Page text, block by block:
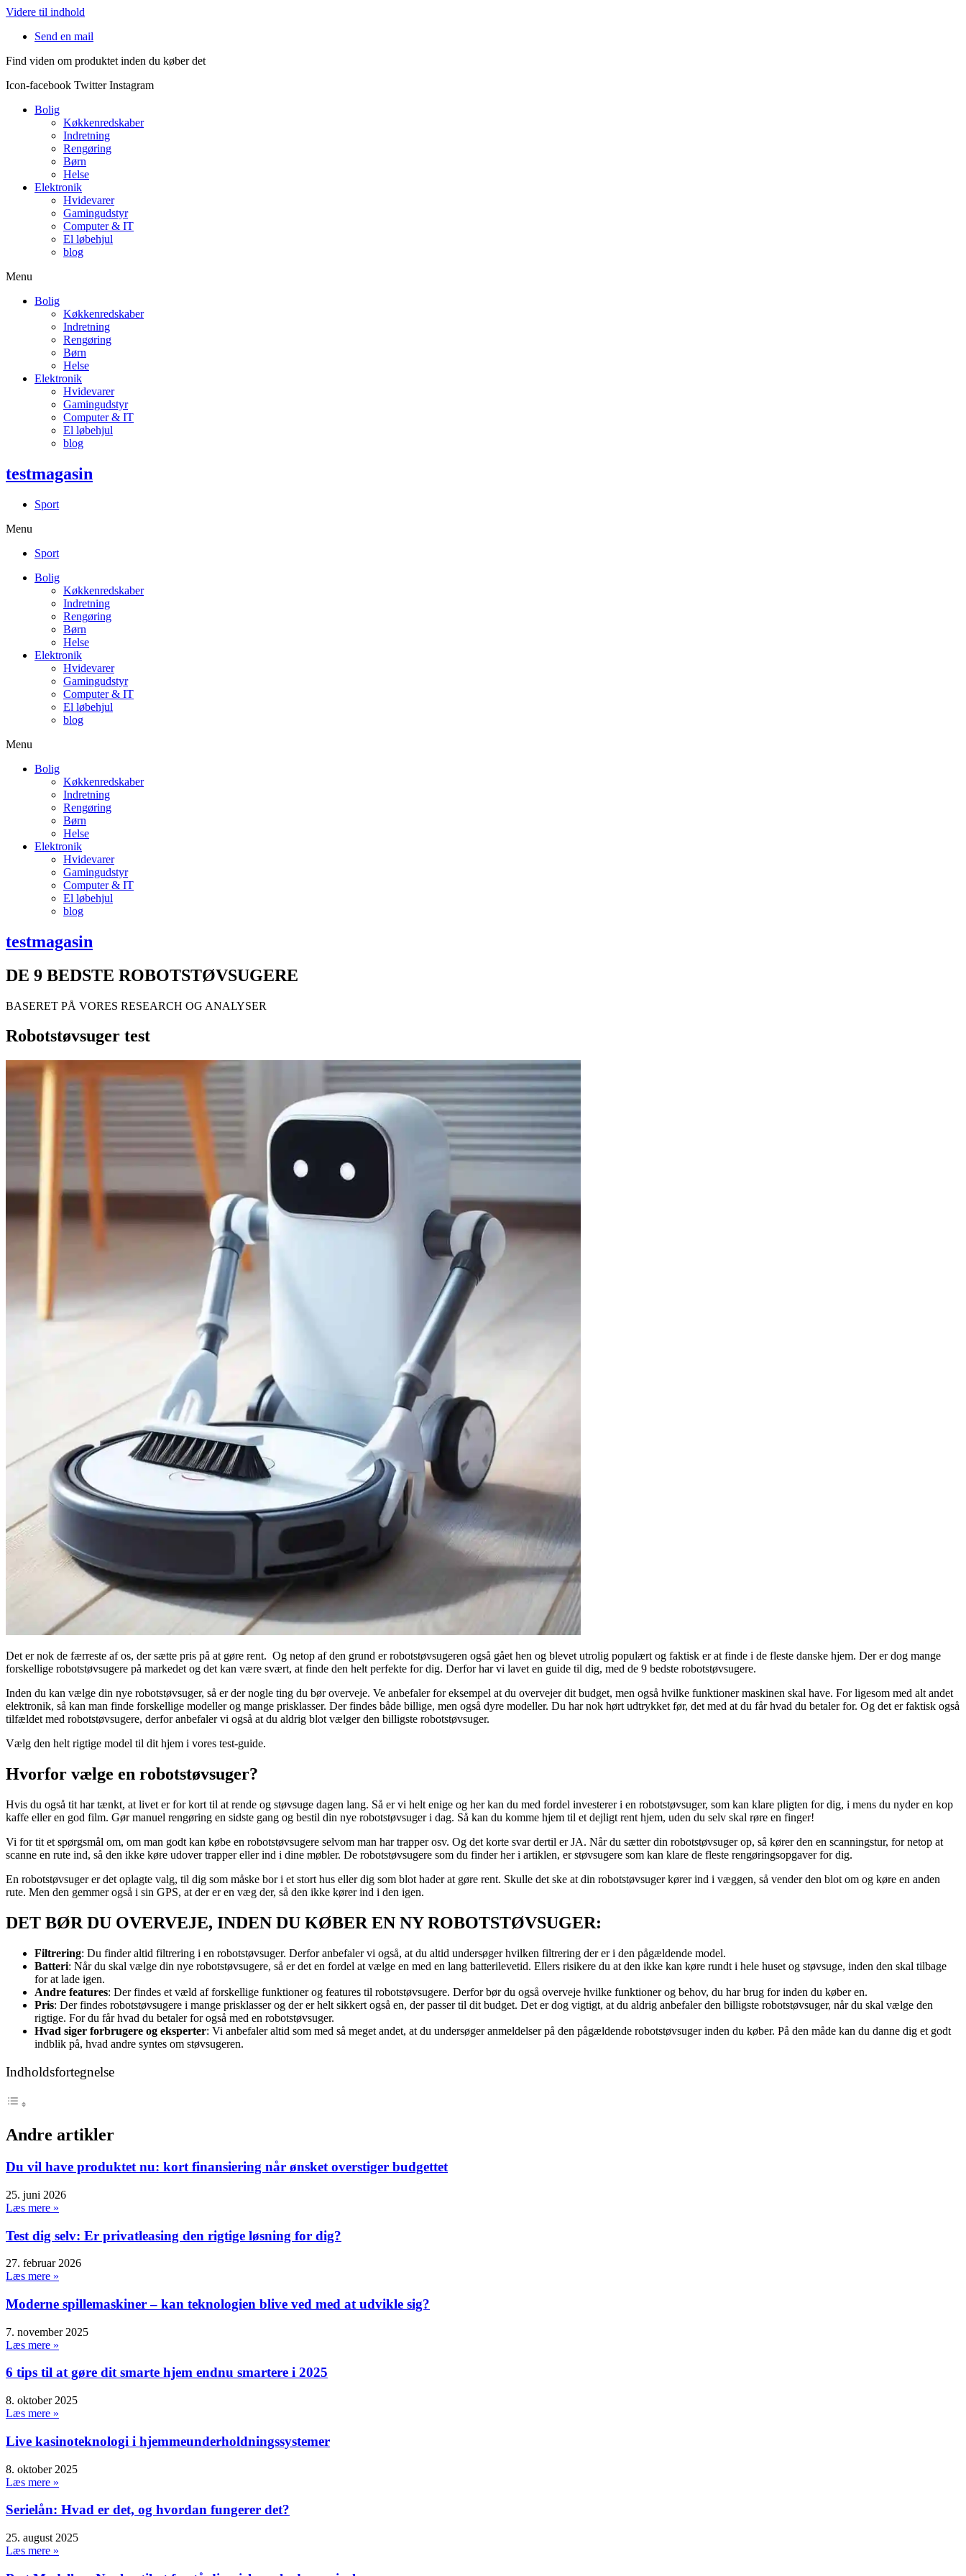
Videre til indhold
Send en mail
Find viden om produktet inden du køber det
Icon-facebook Twitter Instagram
Bolig
Køkkenredskaber
Indretning
Rengøring
Børn
Helse
Elektronik
Hvidevarer
Gamingudstyr
Computer & IT
El løbehjul
blog
Menu
Bolig
Køkkenredskaber
Indretning
Rengøring
Børn
Helse
Elektronik
Hvidevarer
Gamingudstyr
Computer & IT
El løbehjul
blog
testmagasin
Sport
Menu
Sport
Bolig
Køkkenredskaber
Indretning
Rengøring
Børn
Helse
Elektronik
Hvidevarer
Gamingudstyr
Computer & IT
El løbehjul
blog
Menu
Bolig
Køkkenredskaber
Indretning
Rengøring
Børn
Helse
Elektronik
Hvidevarer
Gamingudstyr
Computer & IT
El løbehjul
blog
testmagasin
DE 9 BEDSTE ROBOTSTØVSUGERE
BASERET PÅ VORES RESEARCH OG ANALYSER
Robotstøvsuger test
Det er nok de færreste af os, der sætte pris på at gøre rent. Og netop af den grund er robotstøvsugeren også gået hen og blevet utrolig populært og faktisk er at finde i de fleste danske hjem. Der er dog mange
forskellige robotstøvsugere på markedet og det kan være svært, at finde den helt perfekte for dig. Derfor har vi lavet en guide til dig, med de 9 bedste robotstøvsugere.
Inden du kan vælge din nye robotstøvsuger, så er der nogle ting du bør overveje. Ve anbefaler for eksempel at du overvejer dit budget, men også hvilke funktioner maskinen skal have. For ligesom med alt andet
elektronik, så kan man finde forskellige modeller og mange prisklasser. Der findes både billige, men også dyre modeller. Du har nok hørt udtrykket før, det med at du får hvad du betaler for. Og det er faktisk også
tilfældet med robotstøvsugere, derfor anbefaler vi også at du aldrig blot vælger den billigste robotstøvsuger.
Vælg den helt rigtige model til dit hjem i vores test-guide.
Hvorfor vælge en robotstøvsuger?
Hvis du også tit har tænkt, at livet er for kort til at rende og støvsuge dagen lang. Så er vi helt enige og her kan du med fordel investerer i en robotstøvsuger, som kan klare pligten for dig, i mens du nyder en kop
kaffe eller en god film. Gør manuel rengøring en sidste gang og bestil din nye robotstøvsuger i dag. Så kan du komme hjem til et dejligt rent hjem, uden du selv skal røre en finger!
Vi for tit et spørgsmål om, om man godt kan købe en robotstøvsugere selvom man har trapper osv. Og det korte svar dertil er JA. Når du sætter din robotstøvsuger op, så kører den en scanningstur, for netop at
scanne en rute ind, så den ikke køre udover trapper eller ind i dine møbler. De robotstøvsugere som du finder her i artiklen, er støvsugere som kan klare de fleste rengøringsopgaver for dig.
En robotstøvsuger er det oplagte valg, til dig som måske bor i et stort hus eller dig som blot hader at gøre rent. Skulle det ske at din robotstøvsuger kører ind i væggen, så vender den blot om og køre en anden
rute. Men den gemmer også i sin GPS, at der er en væg der, så den ikke kører ind i den igen.
DET BØR DU OVERVEJE, INDEN DU KØBER EN NY ROBOTSTØVSUGER:
Filtrering: Du finder altid filtrering i en robotstøvsuger. Derfor anbefaler vi også, at du altid undersøger hvilken filtrering der er i den pågældende model.
Batteri: Når du skal vælge din nye robotstøvsugere, så er det en fordel at vælge en med en lang batterilevetid. Ellers risikere du at den ikke kan køre rundt i hele huset og støvsuge, inden den skal tilbage
for at lade igen.
Andre features: Der findes et væld af forskellige funktioner og features til robotstøvsugere. Derfor bør du også overveje hvilke funktioner og behov, du har brug for inden du køber en.
Pris: Der findes robotstøvsugere i mange prisklasser og der er helt sikkert også en, der passer til dit budget. Det er dog vigtigt, at du aldrig anbefaler den billigste robotstøvsuger, når du skal vælge den
rigtige. For du får hvad du betaler for også med en robotstøvsuger.
Hvad siger forbrugere og eksperter: Vi anbefaler altid som med så meget andet, at du undersøger anmeldelser på den pågældende robotstøvsuger inden du køber. På den måde kan du danne dig et godt
indblik på, hvad andre syntes om støvsugeren.
Indholdsfortegnelse
Andre artikler
Du vil have produktet nu: kort finansiering når ønsket overstiger budgettet
25. juni 2026
Læs mere »
Test dig selv: Er privatleasing den rigtige løsning for dig?
27. februar 2026
Læs mere »
Moderne spillemaskiner – kan teknologien blive ved med at udvikle sig?
7. november 2025
Læs mere »
6 tips til at gøre dit smarte hjem endnu smartere i 2025
8. oktober 2025
Læs mere »
Live kasinoteknologi i hjemmeunderholdningssystemer
8. oktober 2025
Læs mere »
Serielån: Hvad er det, og hvordan fungerer det?
25. august 2025
Læs mere »